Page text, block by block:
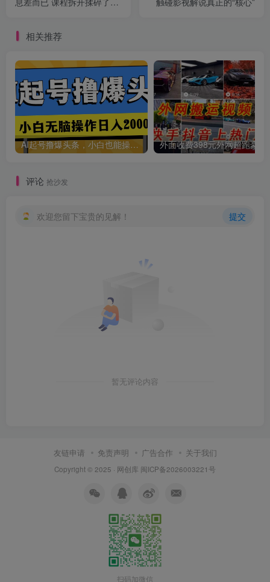
相关推荐
AI起号撸爆头条，小白也能操作，日入2000+
评论 抢沙发
欢迎您留下宝贵的见解！ 提交
暂无评论内容
友链申请 免责声明 广告合作 关于我们
Copyright © 2025 · 网创库 闽ICP备2026003221号
扫码加微信